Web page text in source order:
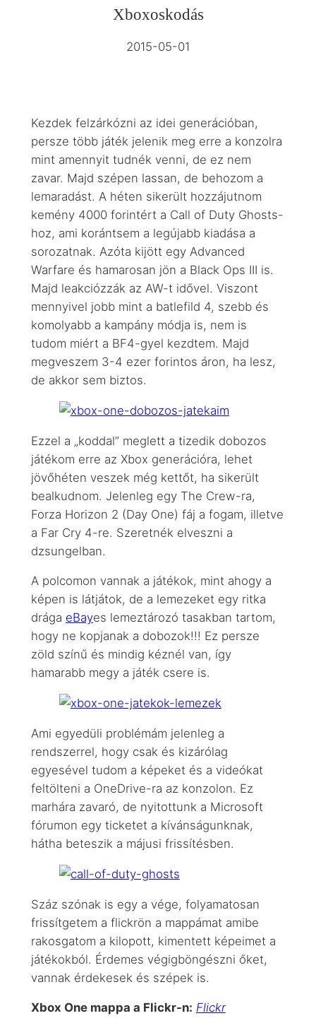
Xboxoskodás
2015-05-01
Kezdek felzárkózni az idei generációban,
persze több játék jelenik meg erre a konzolra
mint amennyit tudnék venni, de ez nem
zavar. Majd szépen lassan, de behozom a
lemaradást. A héten sikerült hozzájutnom
kemény 4000 forintért a Call of Duty Ghosts-
hoz, ami korántsem a legújabb kiadása a
sorozatnak. Azóta kijött egy Advanced
Warfare és hamarosan jön a Black Ops III is.
Majd leakciózzák az AW-t idővel. Viszont
mennyivel jobb mint a batlefild 4, szebb és
komolyabb a kampány módja is, nem is
tudom miért a BF4-gyel kezdtem. Majd
megveszem 3-4 ezer forintos áron, ha lesz,
de akkor sem biztos.
Ezzel a „koddal” meglett a tizedik dobozos
játékom erre az Xbox generációra, lehet
jövőhéten veszek még kettőt, ha sikerült
bealkudnom. Jelenleg egy The Crew-ra,
Forza Horizon 2 (Day One) fáj a fogam, illetve
a Far Cry 4-re. Szeretnék elveszni a
dzsungelban.
A polcomon vannak a játékok, mint ahogy a
képen is látjátok, de a lemezeket egy ritka
drága eBayes lemeztározó tasakban tartom,
hogy ne kopjanak a dobozok!!! Ez persze
zöld színű és mindig kéznél van, így
hamarabb megy a játék csere is.
Ami egyedüli problémám jelenleg a
rendszerrel, hogy csak és kizárólag
egyesével tudom a képeket és a videókat
feltölteni a OneDrive-ra az konzolon. Ez
marhára zavaró, de nyitottunk a Microsoft
fórumon egy ticketet a kívánságunknak,
hátha beteszik a májusi frissítésben.
Száz szónak is egy a vége, folyamatosan
frissítgetem a flickrön a mappámat amibe
rakosgatom a kilopott, kimentett képeimet a
játékokból. Érdemes végigböngészni őket,
vannak érdekesek és szépek is.
Xbox One mappa a Flickr-n: Flickr